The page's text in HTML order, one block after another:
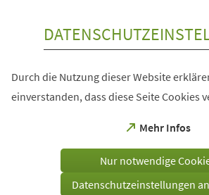
Durch die Nutzung dieser Website
einverstanden, dass diese Seite Cookies
Mehr Infos
(Öffnet
einem
Tab)
Nur notwendige
Datenschutzeinstellungen